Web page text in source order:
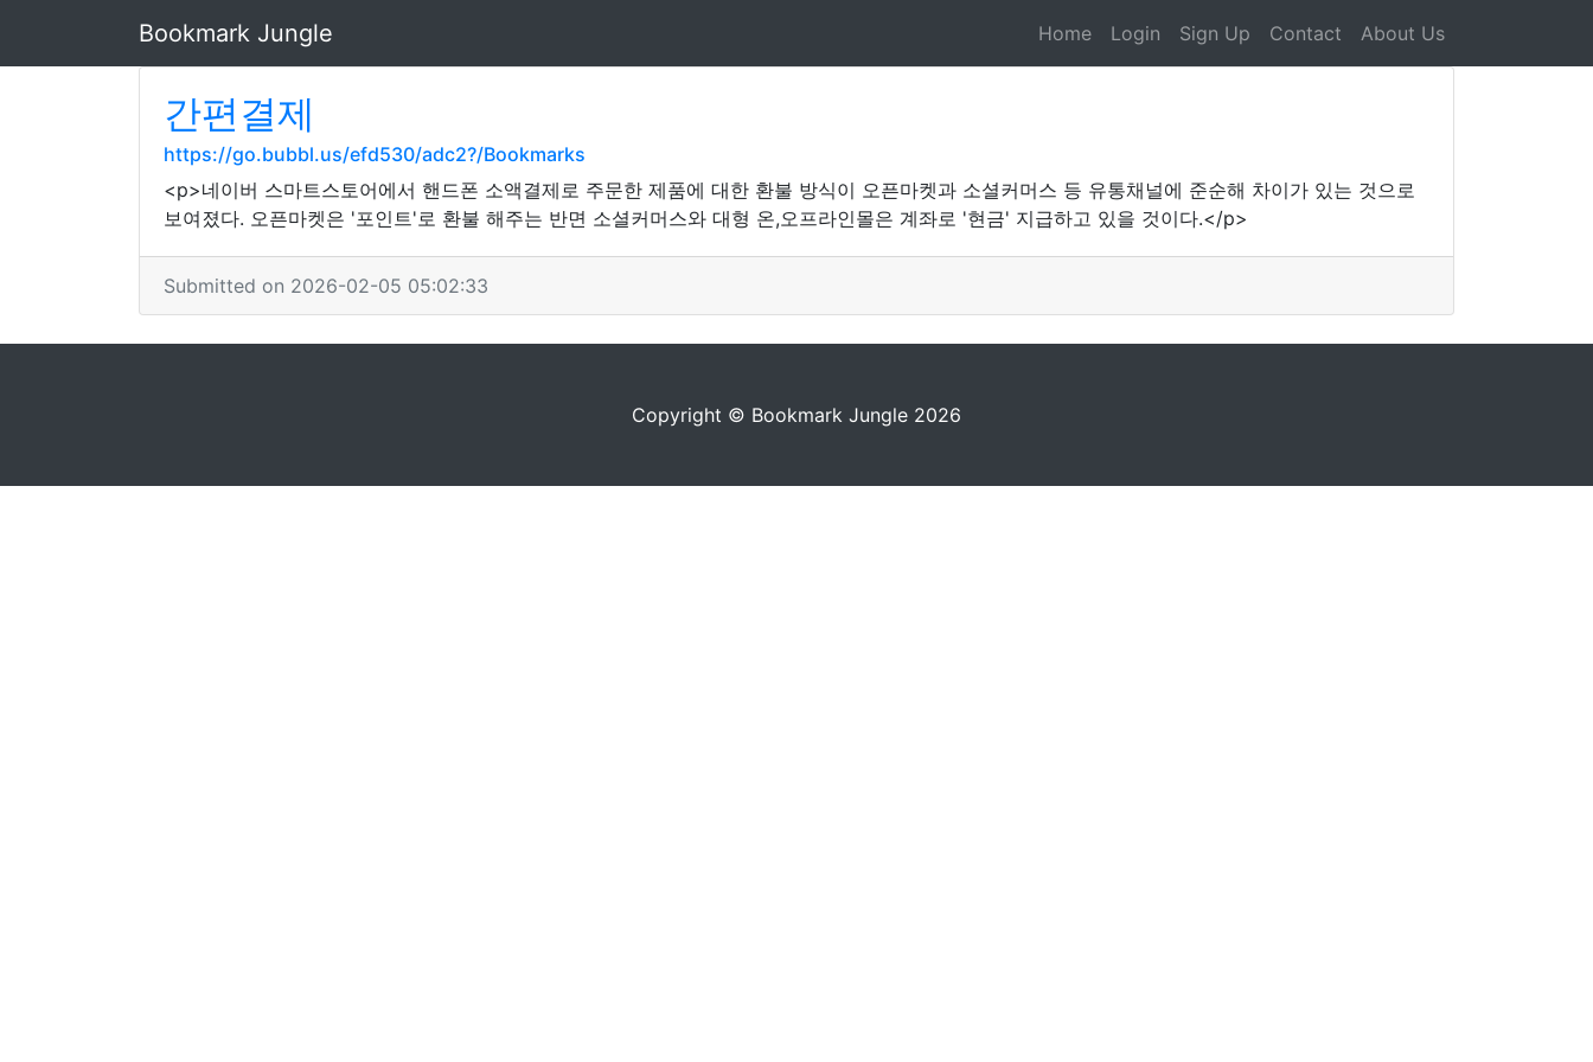
Bookmark Jungle Home Login Sign Up Contact About Us
간편결제
https://go.bubbl.us/efd530/adc2?/Bookmarks
<p>네이버 스마트스토어에서 핸드폰 소액결제로 주문한 제품에 대한 환불 방식이 오픈마켓과 소셜커머스 등 유통채널에 준순해 차이가 있는 것으로
보여졌다. 오픈마켓은 '포인트'로 환불 해주는 반면 소셜커머스와 대형 온,오프라인몰은 계좌로 '현금' 지급하고 있을 것이다.</p>
Submitted on 2026-02-05 05:02:33
Copyright © Bookmark Jungle 2026